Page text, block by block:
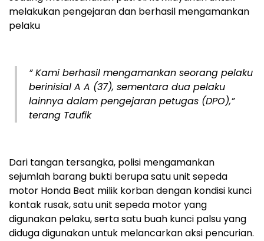
melakukan pengejaran dan berhasil mengamankan
pelaku
” Kami berhasil mengamankan seorang pelaku
berinisial A A (37), sementara dua pelaku
lainnya dalam pengejaran petugas (DPO),”
terang Taufik
Dari tangan tersangka, polisi mengamankan
sejumlah barang bukti berupa satu unit sepeda
motor Honda Beat milik korban dengan kondisi kunci
kontak rusak, satu unit sepeda motor yang
digunakan pelaku, serta satu buah kunci palsu yang
diduga digunakan untuk melancarkan aksi pencurian.